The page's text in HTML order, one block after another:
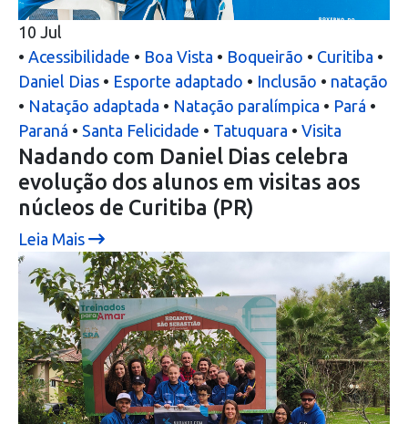
10 Jul
• Acessibilidade • Boa Vista • Boqueirão • Curitiba •
Daniel Dias • Esporte adaptado • Inclusão • natação
• Natação adaptada • Natação paralímpica • Pará •
Paraná • Santa Felicidade • Tatuquara • Visita
Nadando com Daniel Dias celebra
evolução dos alunos em visitas aos
núcleos de Curitiba (PR)
Leia Mais